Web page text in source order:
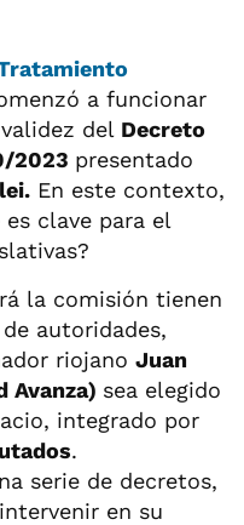
a funcionar
del Decreto
2023 presentado
En este contexto,
clave para el
la comisión tienen
autoridades,
riojano Juan
Avanza) sea elegido
integrado por
.
serie de decretos,
en su